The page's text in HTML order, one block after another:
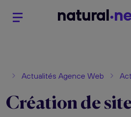
natural
Actualités Agence Web
Création de